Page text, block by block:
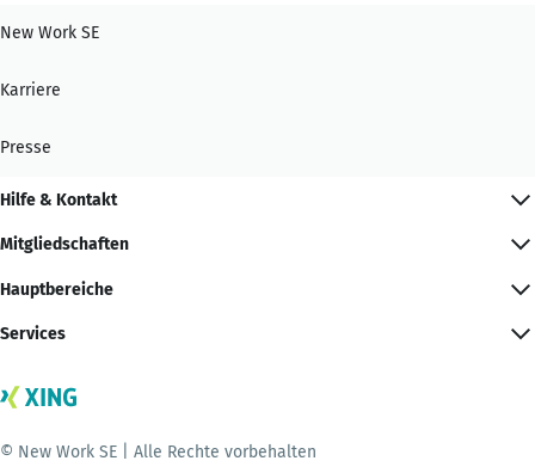
New Work SE
Karriere
Presse
Hilfe & Kontakt
Mitgliedschaften
Hauptbereiche
Services
© New Work SE | Alle Rechte vorbehalten